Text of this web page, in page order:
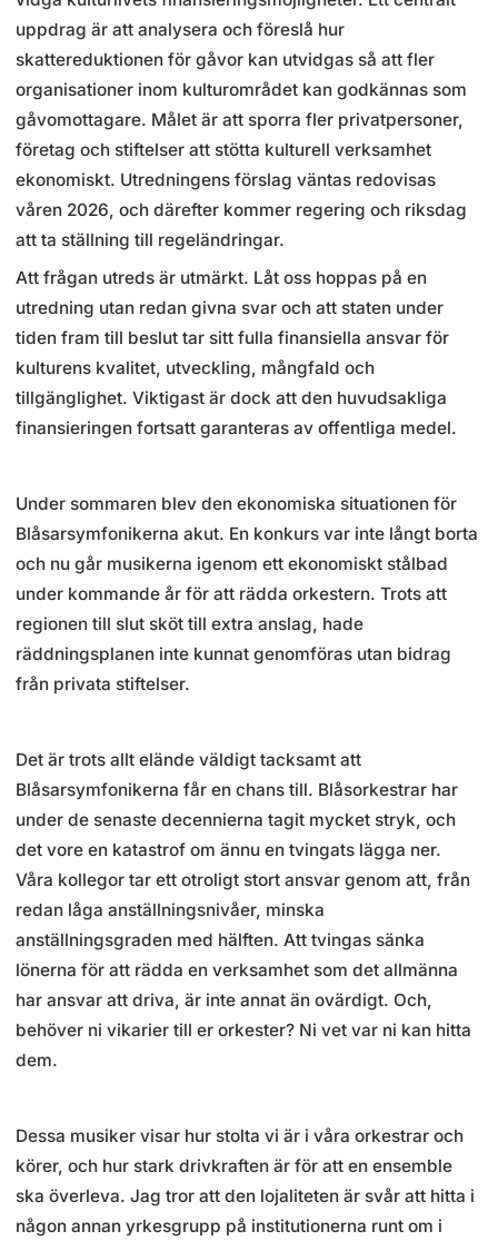
uppdrag är att analysera och föreslå hur
skattereduktionen för gåvor kan utvidgas så att fler
organisationer inom kulturområdet kan godkännas som
gåvomottagare. Målet är att sporra fler privatpersoner,
företag och stiftelser att stötta kulturell verksamhet
ekonomiskt. Utredningens förslag väntas redovisas
våren 2026, och därefter kommer regering och riksdag
att ta ställning till regeländringar.
Att frågan utreds är utmärkt. Låt oss hoppas på en
utredning utan redan givna svar och att staten under
tiden fram till beslut tar sitt fulla finansiella ansvar för
kulturens kvalitet, utveckling, mångfald och
tillgänglighet. Viktigast är dock att den huvudsakliga
finansieringen fortsatt garanteras av offentliga medel.
Under sommaren blev den ekonomiska situationen för
Blåsarsymfonikerna akut. En konkurs var inte långt borta
och nu går musikerna igenom ett ekonomiskt stålbad
under kommande år för att rädda orkestern. Trots att
regionen till slut sköt till extra anslag, hade
räddningsplanen inte kunnat genomföras utan bidrag
från privata stiftelser.
Det är trots allt elände väldigt tacksamt att
Blåsarsymfonikerna får en chans till. Blåsorkestrar har
under de senaste decennierna tagit mycket stryk, och
det vore en katastrof om ännu en tvingats lägga ner.
Våra kollegor tar ett otroligt stort ansvar genom att, från
redan låga anställningsnivåer, minska
anställningsgraden med hälften. Att tvingas sänka
lönerna för att rädda en verksamhet som det allmänna
har ansvar att driva, är inte annat än ovärdigt. Och,
behöver ni vikarier till er orkester? Ni vet var ni kan hitta
dem.
Dessa musiker visar hur stolta vi är i våra orkestrar och
körer, och hur stark drivkraften är för att en ensemble
ska överleva. Jag tror att den lojaliteten är svår att hitta i
någon annan yrkesgrupp på institutionerna runt om i